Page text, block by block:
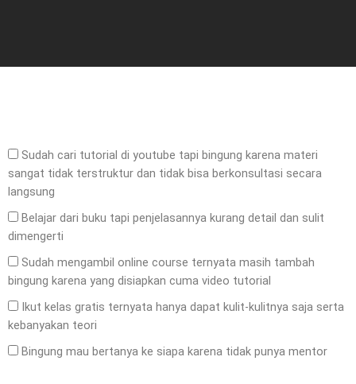
Sudah cari tutorial di youtube tapi bingung karena materi
sangat tidak terstruktur dan tidak bisa berkonsultasi secara
langsung
Belajar dari buku tapi penjelasannya kurang detail dan sulit
dimengerti
Sudah mengambil online course ternyata masih tambah
bingung karena yang disiapkan cuma video tutorial
Ikut kelas gratis ternyata hanya dapat kulit-kulitnya saja serta
kebanyakan teori
Bingung mau bertanya ke siapa karena tidak punya mentor